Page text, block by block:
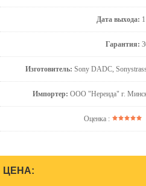
Дата выхода:
Гарантия:
Изготовитель: Sony DADC,
Импортер: ООО "Нереида" г.
Оценка :
ЦЕНА: